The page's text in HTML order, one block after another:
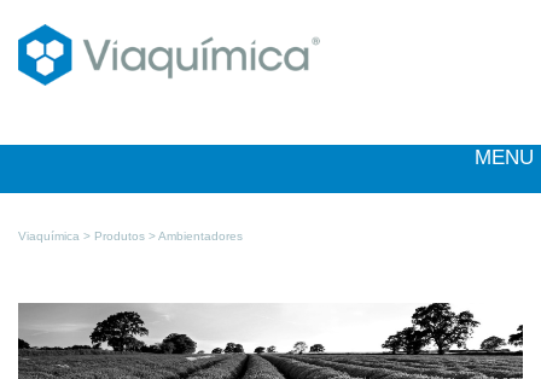
MENU
Viaquímica > Produtos > Ambientadores